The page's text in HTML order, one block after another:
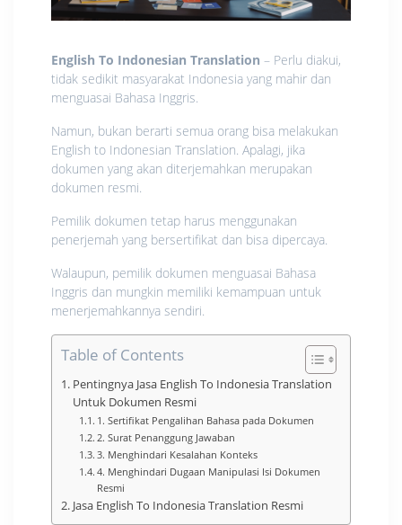
English To Indonesian Translation – Perlu diakui,
tidak sedikit masyarakat Indonesia yang mahir dan
menguasai Bahasa Inggris.
Namun, bukan berarti semua orang bisa melakukan
English to Indonesian Translation. Apalagi, jika
dokumen yang akan diterjemahkan merupakan
dokumen resmi.
Pemilik dokumen tetap harus menggunakan
penerjemah yang bersertifikat dan bisa dipercaya.
Walaupun, pemilik dokumen menguasai Bahasa
Inggris dan mungkin memiliki kemampuan untuk
menerjemahkannya sendiri.
Table of Contents
Pentingnya Jasa English To Indonesia Translation
Untuk Dokumen Resmi
1. Sertifikat Pengalihan Bahasa pada Dokumen
2. Surat Penanggung Jawaban
3. Menghindari Kesalahan Konteks
4. Menghindari Dugaan Manipulasi Isi Dokumen
Resmi
Jasa English To Indonesia Translation Resmi